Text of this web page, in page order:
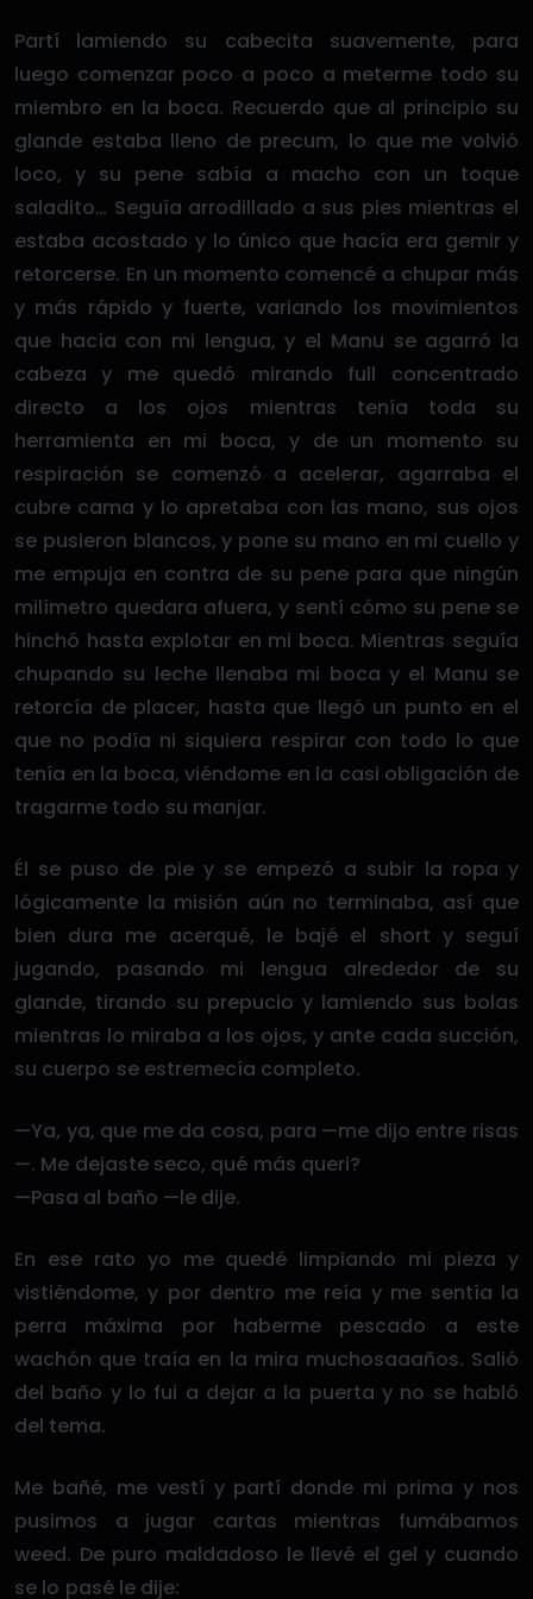
Partí lamiendo su cabecita suavemente, para
luego comenzar poco a poco a meterme todo su
miembro en la boca. Recuerdo que al principio su
glande estaba lleno de precum, lo que me volvió
loco, y su pene sabía a macho con un toque
saladito… Seguía arrodillado a sus pies mientras el
estaba acostado y lo único que hacía era gemir y
retorcerse. En un momento comencé a chupar más
y más rápido y fuerte, variando los movimientos
que hacía con mi lengua, y el Manu se agarró la
cabeza y me quedó mirando full concentrado
directo a los ojos mientras tenía toda su
herramienta en mi boca, y de un momento su
respiración se comenzó a acelerar, agarraba el
cubre cama y lo apretaba con las mano, sus ojos
se pusieron blancos, y pone su mano en mi cuello y
me empuja en contra de su pene para que ningún
milímetro quedara afuera, y sentí cómo su pene se
hinchó hasta explotar en mi boca. Mientras seguía
chupando su leche llenaba mi boca y el Manu se
retorcía de placer, hasta que llegó un punto en el
que no podía ni siquiera respirar con todo lo que
tenía en la boca, viéndome en la casi obligación de
tragarme todo su manjar.
Él se puso de pie y se empezó a subir la ropa y
lógicamente la misión aún no terminaba, así que
bien dura me acerqué, le bajé el short y seguí
jugando, pasando mi lengua alrededor de su
glande, tirando su prepucio y lamiendo sus bolas
mientras lo miraba a los ojos, y ante cada succión,
su cuerpo se estremecía completo.
—Ya, ya, que me da cosa, para —me dijo entre risas
—. Me dejaste seco, qué más queri?
—Pasa al baño —le dije.
En ese rato yo me quedé limpiando mi pieza y
vistiéndome, y por dentro me reía y me sentía la
perra máxima por haberme pescado a este
wachón que traía en la mira muchosaaaños. Salió
del baño y lo fui a dejar a la puerta y no se habló
del tema.
Me bañé, me vestí y partí donde mi prima y nos
pusimos a jugar cartas mientras fumábamos
weed. De puro maldadoso le llevé el gel y cuando
se lo pasé le dije: